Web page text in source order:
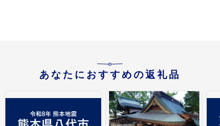
あなたにおすすめの返礼品